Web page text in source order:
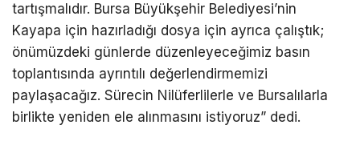
tartışmalıdır. Bursa Büyükşehir Belediyesi’nin
Kayapa için hazırladığı dosya için ayrıca çalıştık;
önümüzdeki günlerde düzenleyeceğimiz basın
toplantısında ayrıntılı değerlendirmemizi
paylaşacağız. Sürecin Nilüferlilerle ve Bursalılarla
birlikte yeniden ele alınmasını istiyoruz” dedi.